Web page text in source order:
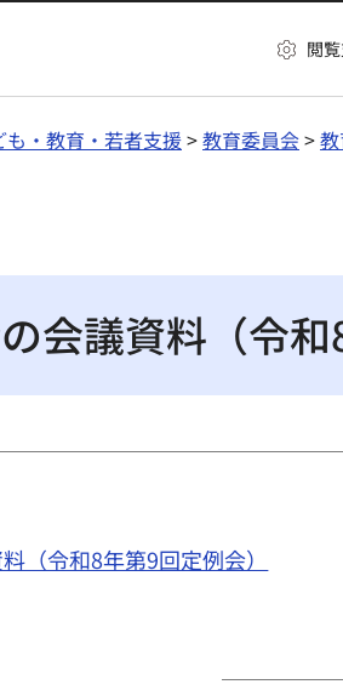
閲
も・教育・若者支援>教育委員会>
会議資料（令和
（令和8年第9回定例会）